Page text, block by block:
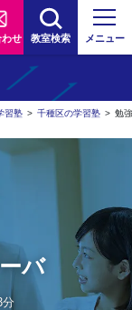
わせ 教室検索 メニュー
習塾 > 千種区の学習塾 > 勉
バ